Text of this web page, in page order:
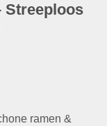
Streeploos
ramen &